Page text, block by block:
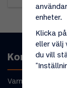
Kontakta
Varmt
enheter.
Klicka
eller välj
du vill